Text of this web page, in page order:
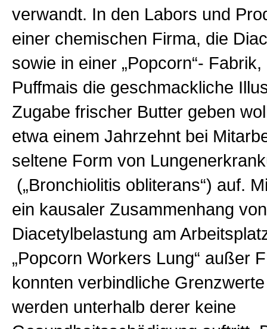
verwandt. In den Labors und
einer chemischen Firma, die
sowie in einer „Popcorn“-
Puffmais die geschmackliche
Zugabe frischer Butter geben
etwa einem Jahrzehnt bei
seltene Form von
(„Bronchiolitis obliterans“) auf.
ein kausaler Zusammenhang von
Diacetylbelastung am
„Popcorn Workers Lung“ außer
konnten verbindliche
werden unterhalb derer keine